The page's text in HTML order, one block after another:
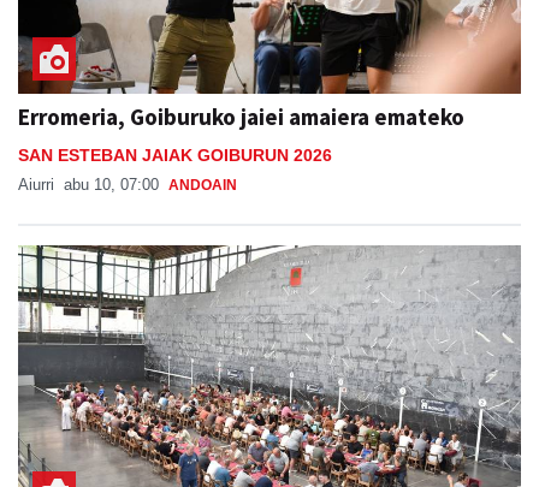
Erromeria, Goiburuko jaiei amaiera emateko
SAN ESTEBAN JAIAK GOIBURUN 2026
Aiurri abu 10, 07:00 ANDOAIN